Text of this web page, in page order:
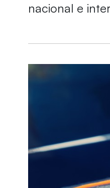
nacional e